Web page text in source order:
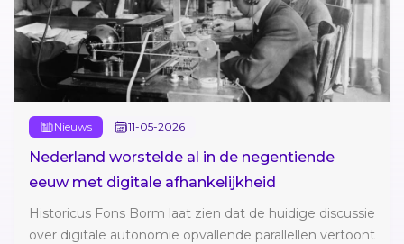
Nieuws 11-05-2026
Nederland worstelde al in de negentiende
eeuw met digitale afhankelijkheid
Historicus Fons Borm laat zien dat de huidige discussie
over digitale autonomie opvallende parallellen vertoont